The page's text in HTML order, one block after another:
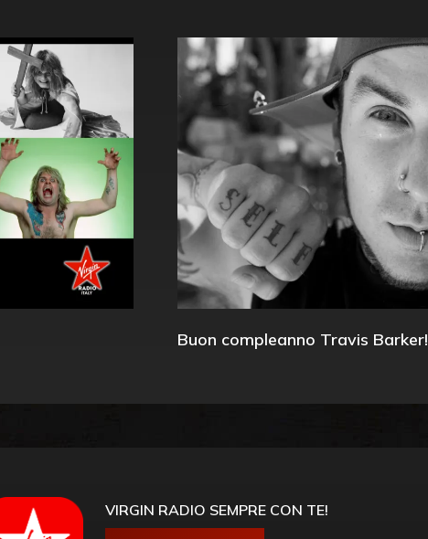
Buon compleanno Travis Barker!
VIRGIN RADIO SEMPRE CON TE!